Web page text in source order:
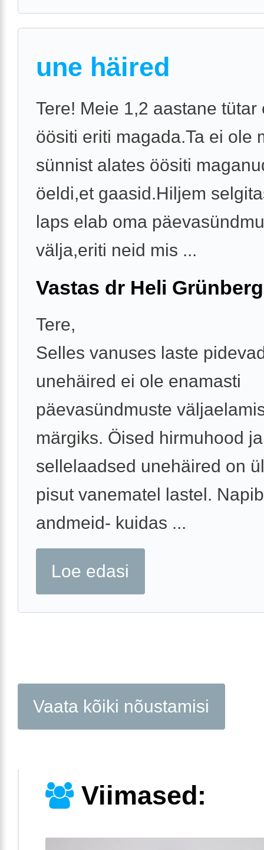
une häired
Tere! Meie 1,2 aastane tütar
öösiti eriti magada.Ta ei ole
sünnist alates öösiti
öeldi,et gaasid.Hiljem
laps elab oma
välja,eriti neid mis ...
Vastas dr Heli Grünberg
Tere,
Selles vanuses laste
unehäired ei ole enamasti
päevasündmuste
märgiks. Öised hirmuhood ja
sellelaadsed unehäired on
pisut vanematel lastel. Napib
andmeid- kuidas ...
Loe edasi
Vaata kõiki nõustamisi
Viimased: